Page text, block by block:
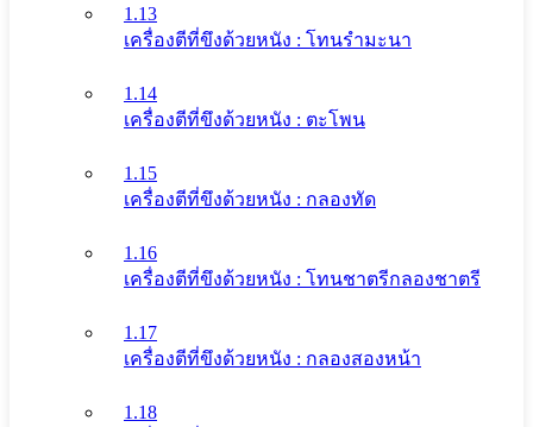
1.13
เครื่องตีที่ขึงด้วยหนัง : โทนรํามะนา
1.14
เครื่องตีที่ขึงด้วยหนัง : ตะโพน
1.15
เครื่องตีที่ขึงด้วยหนัง : กลองทัด
1.16
เครื่องตีที่ขึงด้วยหนัง : โทนชาตรีกลองชาตรี
1.17
เครื่องตีที่ขึงด้วยหนัง : กลองสองหน้า
1.18